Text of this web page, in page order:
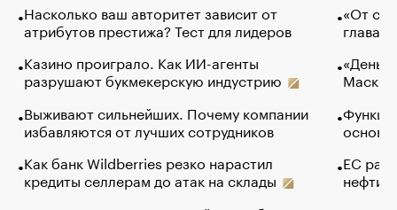
Насколько ваш авторитет зависит от
атрибутов престижа? Тест для лидеров
Казино проиграло. Как ИИ-агенты
разрушают букмекерскую индустрию
Выживают сильнейших. Почему компании
избавляются от лучших сотрудников
Как банк Wildberries резко нарастил
кредиты селлерам до атак на склады
«От
глава
Маск в
основ
ЕС
нефти